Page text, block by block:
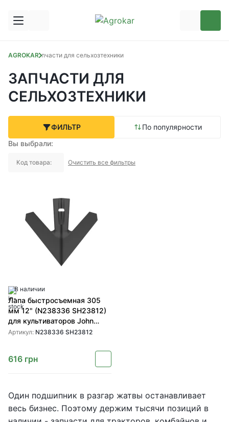
AGROKARЗапчасти для сельхозтехники
ЗАПЧАСТИ ДЛЯ
СЕЛЬХОЗТЕХНИКИ
ФИЛЬТР
По популярности
Вы выбрали:
Код товара: Очистить все фильтры
В наличии
Лапа быстросъемная 305
мм 12" (N238336 SH23812)
для культиваторов John
Deere от SHOUP
Артикул: N238336 SH23812
616 грн
Один подшипник в разгар жатвы останавливает
весь бизнес. Поэтому держим тысячи позиций в